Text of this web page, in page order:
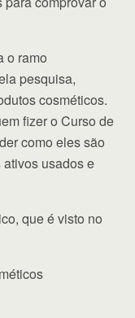
o ramo
pesquisa,
cosméticos.
fizer o Curso de
como eles são
usados e
que é visto no